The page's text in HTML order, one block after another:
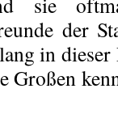
der
in dieser
Großen